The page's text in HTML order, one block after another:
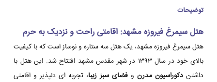
توضیحات
هتل سیمرغ فیروزه مشهد: اقامتی راحت و نزدیک به حرم
هتل سیمرغ فیروزه مشهد، یک هتل سه ستاره و نوساز است که با کیفیت
بالای خود در سال ۱۳۹۳ در شهر مقدس مشهد افتتاح شد. این هتل با
داشتن دکوراسیون مدرن و فضای سبز زیبا، تجربه ای دلپذیر و اقامتی